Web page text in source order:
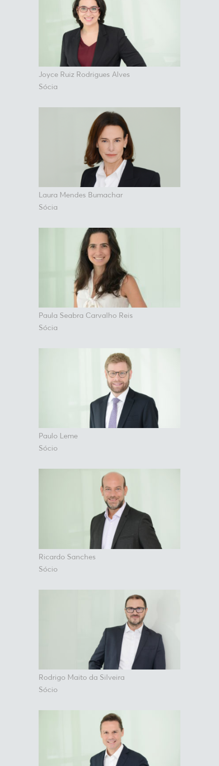
Joyce Ruiz Rodrigues Alves
Sócia
Laura Mendes Bumachar
Sócia
Paula Seabra Carvalho Reis
Sócia
Paulo Leme
Sócio
Ricardo Sanches
Sócio
Rodrigo Maito da Silveira
Sócio